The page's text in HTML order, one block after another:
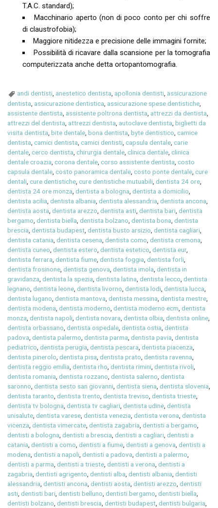
T.A.C. standard);
Macchinario aperto (non di poco conto per chi soffre
di claustrofobia);
Maggiore nitidezza e precisione delle immagini fornite;
Possibilità di ricavare dalla scansione per la tomografia
computerizzata anche detta ortopantomografia.
andi dentisti anestetico dentista apollonia dentisti assicurazione
dentista, assicurazione dentistica, assicurazione spese dentistiche,
assistente dentista, assistente poltrona dentista, attrezzi da dentista,
attrezzi del dentista, attrezzi dentista, autoclave dentista,biglietti da
visita dentista,bite dentale,bona dentista,byte dentistico,camice
dentista,camici dentista,camici dentisti,capsula dentale,carie
dentale,cerco dentista,chirurgia dentale,clinica dentale,clinica
dentale croazia,corona dentale,corso assistente dentista,costo
capsula dentale,costo panoramica dentale,costo ponte dentale,cure
dentali,cure dentistiche,cure dentistiche mutuabili,dentista 24 ore,
dentista 24 ore monza,dentista a bologna,dentista a domicilio,
dentista acilia,dentista albania,dentista alessandria,dentista ancona,
dentista aosta,dentista arezzo,dentista asti,dentista bari,dentista
bergamo,dentista biella,dentista bolzano,dentista bona,dentista
brescia,dentista budapest,dentista busto arsizio,dentista cagliari,
dentista catania,dentista cesena,dentista como,dentista cremona,
dentista cuneo,dentista estero,dentista estetico,dentista eur,
dentista ferrara,dentista fiume,dentista foggia,dentista forli,
dentista frosinone,dentista genova,dentista imola,dentista in
gravidanza,dentista la spezia,dentista latina,dentista lecco,dentista
legnano,dentista leone,dentista livorno,dentista lodi,dentista lucca,
dentista lugano,dentista mantova,dentista messina,dentista mestre,
dentista modena,dentista moderno,dentista moderno ecm,dentista
monza,dentista napoli,dentista novara,dentista olbia,dentista online,
dentista orbassano,dentista ospedale,dentista ostia,dentista
padova,dentista palermo,dentista parma,dentista pavia,dentista
pediatrico,dentista perugia,dentista pescara,dentista piacenza,
dentista pinerolo,dentista pisa,dentista prato,dentista ravenna,
dentista reggio emilia,dentista rho,dentista rimini,dentista rivoli,
dentista romania,dentista rozzano,dentista salerno,dentista
saronno,dentista sesto san giovanni,dentista siena,dentista slovenia,
dentista taranto,dentista trento,dentista treviso,dentista trieste,
dentista tv bologna,dentista tv cagliari,dentista udine,dentista
unisalute,dentista varese,dentista venezia,dentista verona,dentista
vicenza,dentista vimercate,dentista zagabria,dentisti a bergamo,
dentisti a bologna,dentisti a brescia,dentisti a cagliari,dentisti a
catania,dentisti a como,dentisti a fiume,dentisti a genova,dentisti a
modena,dentisti a napoli,dentisti a padova,dentisti a palermo,
dentisti a parma,dentisti a trieste,dentisti a verona,dentisti a
zagabria,dentisti agrigento,dentisti alba,dentisti albania,dentisti
alessandria,dentisti ancona,dentisti aosta,dentisti arezzo,dentisti
asti,dentisti bari,dentisti belluno,dentisti bergamo,dentisti biella,
dentisti bolzano,dentisti brescia,dentisti budapest,dentisti bulgaria,